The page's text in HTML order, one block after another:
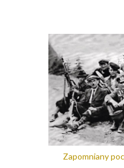
Zapomniany